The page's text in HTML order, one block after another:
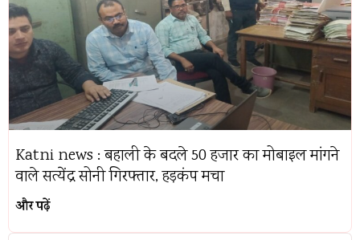
Katni news : बहाली के बदले 50 हजार का मोबाइल मांगने
वाले सत्येंद्र सोनी गिरफ्तार, हड़कंप मचा
और पढ़ें